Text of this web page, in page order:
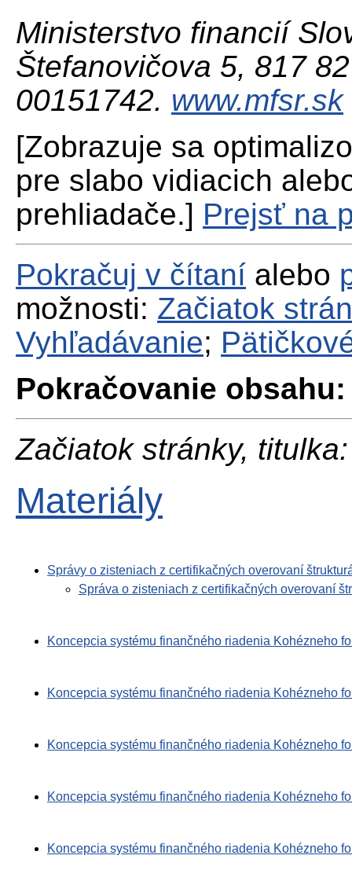
Ministerstvo financií
Štefanovičova 5, 817
00151742. www.mfsr.sk
[Zobrazuje sa
pre slabo vidiacich
prehliadače.] Prejsť na
Pokračuj v čítaní alebo
možnosti: Začiatok
Vyhľadávanie;
Pokračovanie obsahu:
Začiatok stránky, titulka:
Materiály
Správy o zisteniach z certifikačných overovaní
Správa o zisteniach z certifikačných overovaní
Koncepcia systému finančného riadenia Kohézneho
Koncepcia systému finančného riadenia Kohézneho
Koncepcia systému finančného riadenia Kohézneho
Koncepcia systému finančného riadenia Kohézneho
Koncepcia systému finančného riadenia Kohézneho